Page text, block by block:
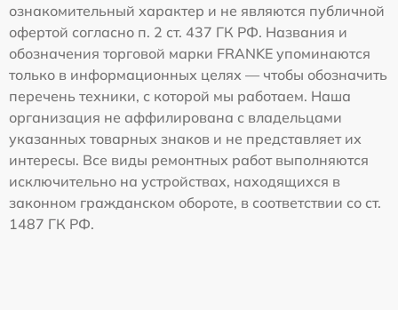
ознакомительный характер и не являются публичной
офертой согласно п. 2 ст. 437 ГК РФ. Названия и
обозначения торговой марки FRANKE упоминаются
только в информационных целях — чтобы обозначить
перечень техники, с которой мы работаем. Наша
организация не аффилирована с владельцами
указанных товарных знаков и не представляет их
интересы. Все виды ремонтных работ выполняются
исключительно на устройствах, находящихся в
законном гражданском обороте, в соответствии со ст.
1487 ГК РФ.